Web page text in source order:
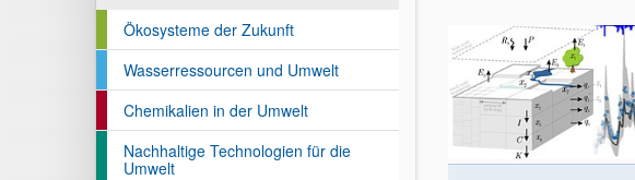
Ökosysteme der Zukunft
Wasserressourcen und Umwelt
Chemikalien in der Umwelt
Nachhaltige Technologien für die
Umwelt